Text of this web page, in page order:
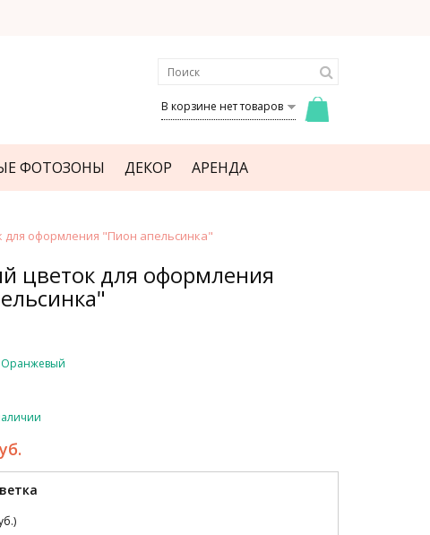
В корзине нет товаров
ФОТОЗОНЫ ДЕКОР АРЕНДА
оформления "Пион апельсинка"
цветок для оформления
Оранжевый